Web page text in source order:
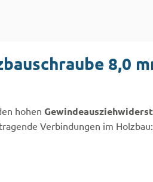
8,0
hohen
Verbindungen im